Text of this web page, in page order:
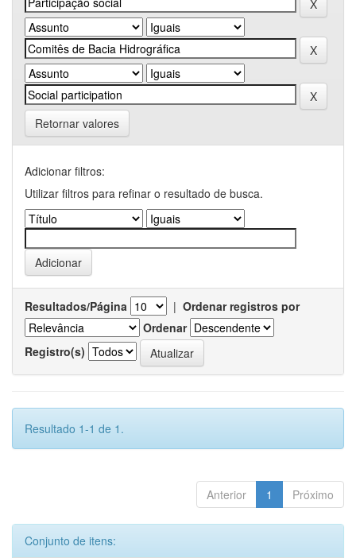
Retornar valores
Adicionar filtros:
Utilizar filtros para refinar o resultado de busca.
Resultados/Página | Ordenar registros por
Ordenar
Registro(s)
Resultado 1-1 de 1.
Anterior 1 Próximo
Conjunto de itens: